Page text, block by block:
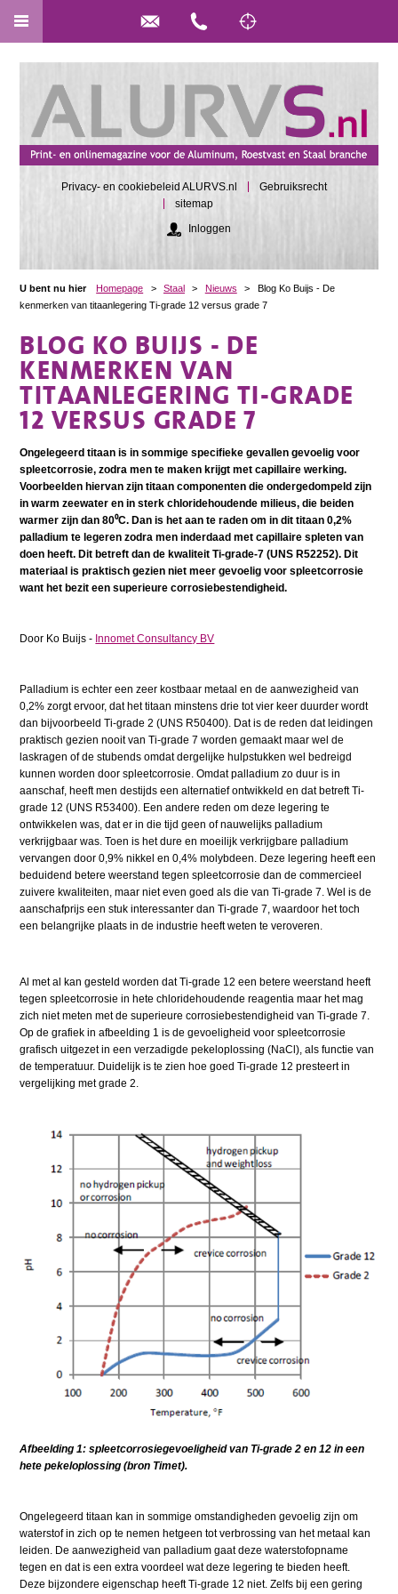
Privacy- en cookiebeleid ALURVS.nl
Gebruiksrecht
sitemap
Inloggen
U bent nu hier Homepage > Staal > Nieuws >
Blog Ko Buijs - De
kenmerken van titaanlegering Ti-grade 12 versus grade 7
BLOG KO BUIJS - DE
KENMERKEN VAN
TITAANLEGERING TI-GRADE
12 VERSUS GRADE 7
Ongelegeerd titaan is in sommige specifieke gevallen gevoelig voor
spleetcorrosie, zodra men te maken krijgt met capillaire werking.
Voorbeelden hiervan zijn titaan componenten die ondergedompeld zijn
in warm zeewater en in sterk chloridehoudende milieus, die beiden
warmer zijn dan 80⁰C. Dan is het aan te raden om in dit titaan 0,2%
palladium te legeren zodra men inderdaad met capillaire spleten van
doen heeft. Dit betreft dan de kwaliteit Ti-grade-7 (UNS R52252). Dit
materiaal is praktisch gezien niet meer gevoelig voor spleetcorrosie
want het bezit een superieure corrosiebestendigheid.
Door Ko Buijs - Innomet Consultancy BV
Palladium is echter een zeer kostbaar metaal en de aanwezigheid van
0,2% zorgt ervoor, dat het titaan minstens drie tot vier keer duurder wordt
dan bijvoorbeeld Ti-grade 2 (UNS R50400). Dat is de reden dat leidingen
praktisch gezien nooit van Ti-grade 7 worden gemaakt maar wel de
laskragen of de stubends omdat dergelijke hulpstukken wel bedreigd
kunnen worden door spleetcorrosie. Omdat palladium zo duur is in
aanschaf, heeft men destijds een alternatief ontwikkeld en dat betreft Ti-
grade 12 (UNS R53400). Een andere reden om deze legering te
ontwikkelen was, dat er in die tijd geen of nauwelijks palladium
verkrijgbaar was. Toen is het dure en moeilijk verkrijgbare palladium
vervangen door 0,9% nikkel en 0,4% molybdeen. Deze legering heeft een
beduidend betere weerstand tegen spleetcorrosie dan de commercieel
zuivere kwaliteiten, maar niet even goed als die van Ti-grade 7. Wel is de
aanschafprijs een stuk interessanter dan Ti-grade 7, waardoor het toch
een belangrijke plaats in de industrie heeft weten te veroveren.
Al met al kan gesteld worden dat Ti-grade 12 een betere weerstand heeft
tegen spleetcorrosie in hete chloridehoudende reagentia maar het mag
zich niet meten met de superieure corrosiebestendigheid van Ti-grade 7.
Op de grafiek in afbeelding 1 is de gevoeligheid voor spleetcorrosie
grafisch uitgezet in een verzadigde pekeloplossing (NaCl), als functie van
de temperatuur. Duidelijk is te zien hoe goed Ti-grade 12 presteert in
vergelijking met grade 2.
Afbeelding 1: spleetcorrosiegevoeligheid van Ti-grade 2 en 12 in een
hete pekeloplossing (bron Timet).
Ongelegeerd titaan kan in sommige omstandigheden gevoelig zijn om
waterstof in zich op te nemen hetgeen tot verbrossing van het metaal kan
leiden. De aanwezigheid van palladium gaat deze waterstofopname
tegen en dat is een extra voordeel wat deze legering te bieden heeft.
Deze bijzondere eigenschap heeft Ti-grade 12 niet. Zelfs bij een gering